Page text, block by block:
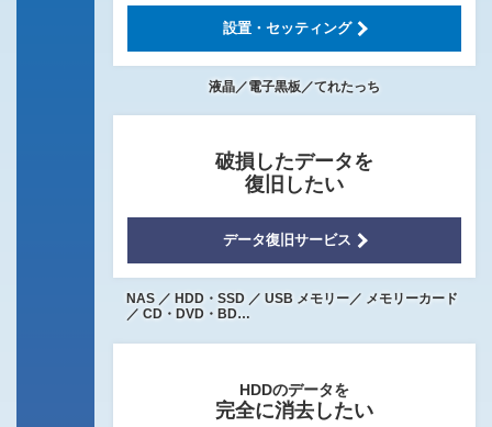
設置・セッティング
液晶／電子黒板／てれたっち
破損したデータを
復旧したい
データ復旧サービス
NAS ／ HDD・SSD ／ USB メモリー／ メモリーカード
／ CD・DVD・BD…
HDDのデータを
完全に消去したい